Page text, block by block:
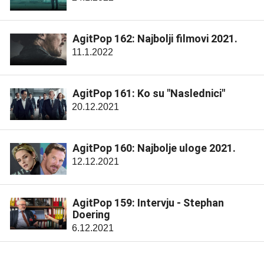
AgitPop 162: Najbolji filmovi 2021.
11.1.2022
AgitPop 161: Ko su "Naslednici"
20.12.2021
AgitPop 160: Najbolje uloge 2021.
12.12.2021
AgitPop 159: Intervju - Stephan
Doering
6.12.2021